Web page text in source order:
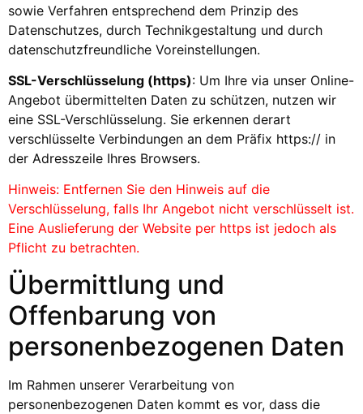
sowie Verfahren entsprechend dem Prinzip des
Datenschutzes, durch Technikgestaltung und durch
datenschutzfreundliche Voreinstellungen.
SSL-Verschlüsselung (https): Um Ihre via unser Online-
Angebot übermittelten Daten zu schützen, nutzen wir
eine SSL-Verschlüsselung. Sie erkennen derart
verschlüsselte Verbindungen an dem Präfix https:// in
der Adresszeile Ihres Browsers.
Hinweis: Entfernen Sie den Hinweis auf die
Verschlüsselung, falls Ihr Angebot nicht verschlüsselt ist.
Eine Auslieferung der Website per https ist jedoch als
Pflicht zu betrachten.
Übermittlung und
Offenbarung von
personenbezogenen Daten
Im Rahmen unserer Verarbeitung von
personenbezogenen Daten kommt es vor, dass die